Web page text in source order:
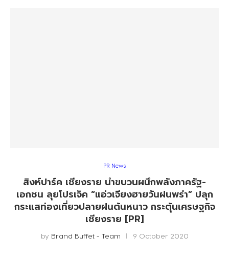
PR News
สิงห์ปาร์ค เชียงราย นำขบวนผนึกพลังภาครัฐ-
เอกชน ลุยโปรเจ็ค “แอ่วเจียงฮายวันฝนพรำ” ปลุก
กระแสท่องเที่ยวปลายฝนต้นหนาว กระตุ้นเศรษฐกิจ
เชียงราย [PR]
by Brand Buffet - Team 9 October 2020